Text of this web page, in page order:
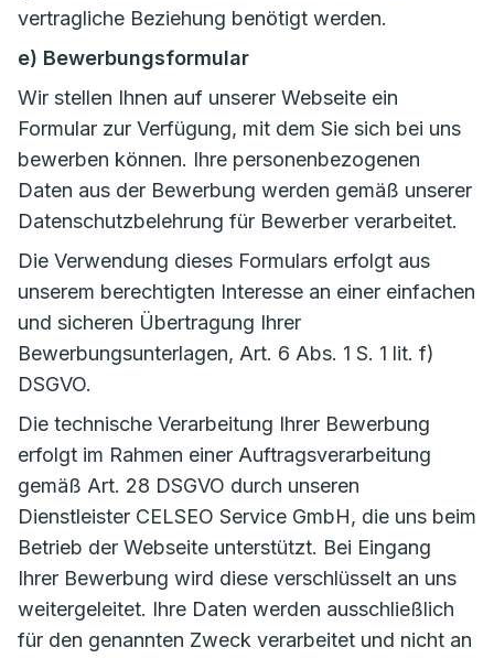
vertragliche Beziehung benötigt werden.
e) Bewerbungsformular
Wir stellen Ihnen auf unserer Webseite ein
Formular zur Verfügung, mit dem Sie sich bei uns
bewerben können. Ihre personenbezogenen
Daten aus der Bewerbung werden gemäß unserer
Datenschutzbelehrung für Bewerber verarbeitet.
Die Verwendung dieses Formulars erfolgt aus
unserem berechtigten Interesse an einer einfachen
und sicheren Übertragung Ihrer
Bewerbungsunterlagen, Art. 6 Abs. 1 S. 1 lit. f)
DSGVO.
Die technische Verarbeitung Ihrer Bewerbung
erfolgt im Rahmen einer Auftragsverarbeitung
gemäß Art. 28 DSGVO durch unseren
Dienstleister CELSEO Service GmbH, die uns beim
Betrieb der Webseite unterstützt. Bei Eingang
Ihrer Bewerbung wird diese verschlüsselt an uns
weitergeleitet. Ihre Daten werden ausschließlich
für den genannten Zweck verarbeitet und nicht an